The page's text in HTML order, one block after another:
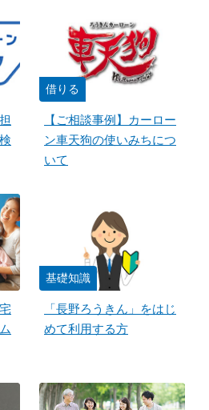
借りる
【ご相談事例】カーロー
ン車天狗の使いみちにつ
いて
基礎知識
「長野ろうきん」をはじ
めて利用する方